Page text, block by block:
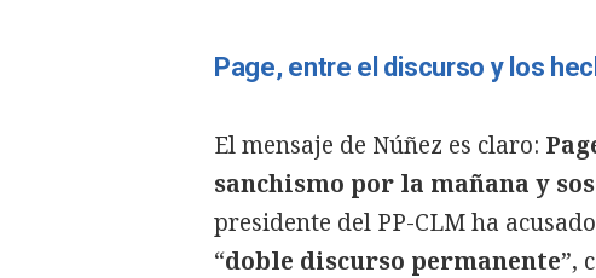
Page, entre el discurso y los
El mensaje de Núñez es claro:
sanchismo por la mañana y
presidente del PP-CLM ha
“doble discurso permanente”,